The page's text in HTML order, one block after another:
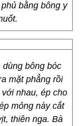
bằng bông y
bông bóc
mặt phẳng rồi
nhau, ép cho
mỏng này cắt
thiên nga. Bà